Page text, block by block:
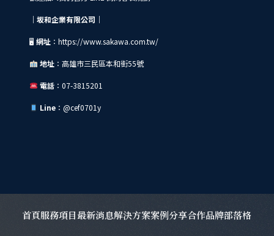
｜坂和企業有限公司｜
🖥 網址： https://www.sakawa.com.tw/
地址：高雄市三民區本和街55號
電話：07-3815201
Line：@cef0701y
合作品牌
最新消息
服務項目 案例分享
解決方案 部落格
首頁